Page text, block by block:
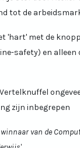
tot de
'hart' met de
safety) en alleen
zijn inbegrepen
van de